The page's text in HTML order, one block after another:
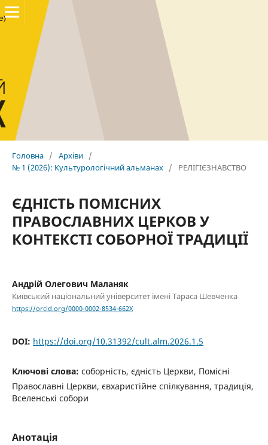
Головна / Архіви /
№ 1 (2026): Культурологічний альманах / РЕЛІГІЄЗНАВСТВО
ЄДНІСТЬ ПОМІСНИХ
ПРАВОСЛАВНИХ ЦЕРКОВ У
КОНТЕКСТІ СОБОРНОЇ ТРАДИЦІЇ
Андрій Олегович Маланяк
Київський національний університет імені Тараса Шевченка
https://orcid.org/0000-0002-8534-662X
DOI: https://doi.org/10.31392/cult.alm.2026.1.5
Ключові слова: соборність, єдність Церкви, Помісні
Православні Церкви, євхаристійне спілкування, традиція,
Вселенські собори
Анотація